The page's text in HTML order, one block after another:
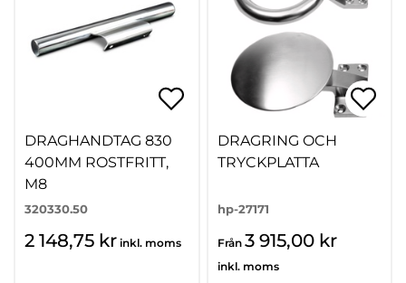
DRAGHANDTAG 830
400MM ROSTFRITT,
M8
320330.50
2 148,75 kr inkl. moms
DRAGRING OCH
TRYCKPLATTA
hp-27171
Från 3 915,00 kr
inkl. moms